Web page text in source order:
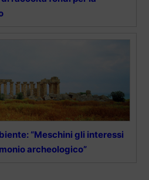
“Meschini gli interessi
archeologico”